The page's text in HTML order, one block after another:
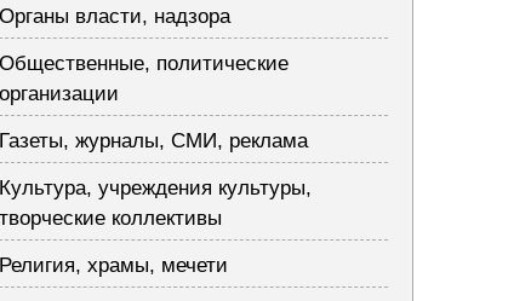
Органы власти, надзора
Общественные, политические
организации
Газеты, журналы, СМИ, реклама
Культура, учреждения культуры,
творческие коллективы
Религия, храмы, мечети